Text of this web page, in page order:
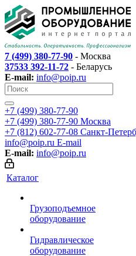
7 (499) 380-77-90 - Москва
37533 392-11-72 - Беларусь
E-mail: info@poip.ru
+7 (499) 380-77-90
+7 (499) 380-77-90 Москва
+7 (812) 602-77-08 Санкт-
info@poip.ru E-mail
E-mail: info@poip.ru
Каталог
Грузоподъемное
оборудование
Гидравлическое
оборудование